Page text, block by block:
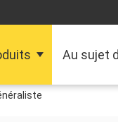
Au sujet